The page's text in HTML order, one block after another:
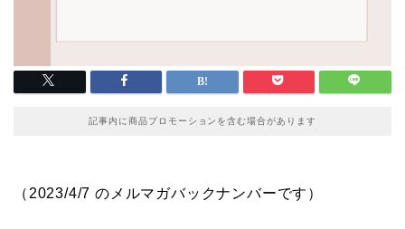
記事内に商品プロモーションを含む場合があります
（2023/4/7 のメルマガバックナンバーです）